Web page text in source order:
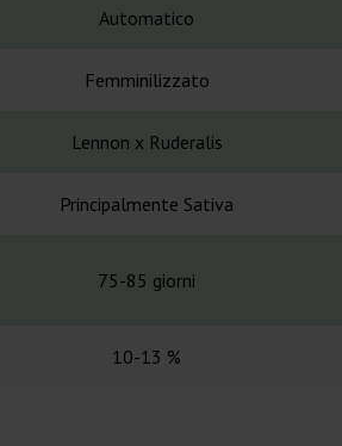
Automatico
Femminilizzato
Lennon x Ruderalis
Principalmente Sativa
75-85 giorni
10-13 %